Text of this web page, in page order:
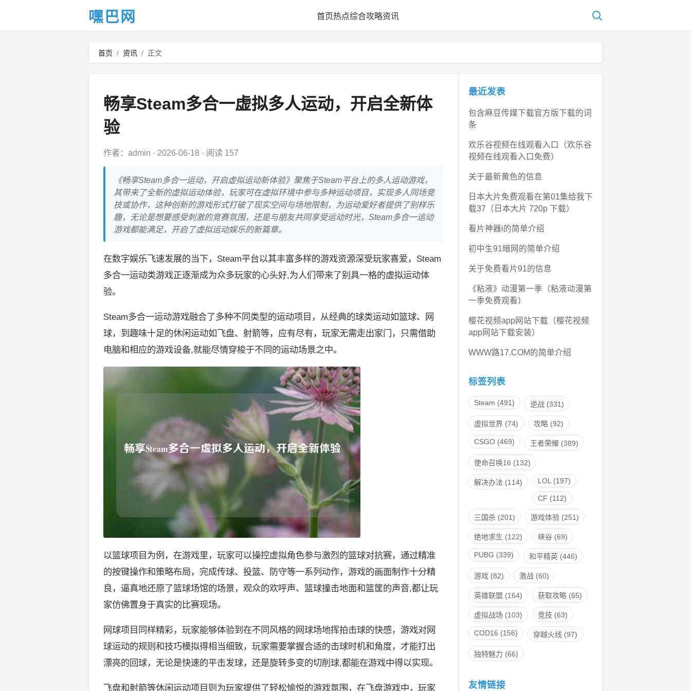
嘿巴网 首页热点综合攻略资讯
首页 / 资讯 / 正文
畅享Steam多合一虚拟多人运动，开启全新体
验
作者：admin · 2026-06-18 · 阅读 157
《畅享Steam多合一运动，开启虚拟运动新体验》聚焦于Steam平台上的多人运动游戏，
其带来了全新的虚拟运动体验，玩家可在虚拟环境中参与多种运动项目，实现多人同场竞
技或协作，这种创新的游戏形式打破了现实空间与场地限制，为运动爱好者提供了别样乐
趣，无论是想要感受刺激的竞赛氛围，还是与朋友共同享受运动时光，Steam多合一运动
游戏都能满足，开启了虚拟运动娱乐的新篇章。
在数字娱乐飞速发展的当下，Steam平台以其丰富多样的游戏资源深受玩家喜爱，Steam
多合一运动类游戏正逐渐成为众多玩家的心头好,为人们带来了别具一格的虚拟运动体
验。
Steam多合一运动游戏融合了多种不同类型的运动项目，从经典的球类运动如篮球、网
球，到趣味十足的休闲运动如飞盘、射箭等，应有尽有，玩家无需走出家门，只需借助
电脑和相应的游戏设备,就能尽情穿梭于不同的运动场景之中。
以篮球项目为例，在游戏里，玩家可以操控虚拟角色参与激烈的篮球对抗赛，通过精准
的按键操作和策略布局，完成传球、投篮、防守等一系列动作，游戏的画面制作十分精
良，逼真地还原了篮球场馆的场景，观众的欢呼声、篮球撞击地面和篮筐的声音,都让玩
家仿佛置身于真实的比赛现场。
网球项目同样精彩，玩家能够体验到在不同风格的网球场地挥拍击球的快感，游戏对网
球运动的规则和技巧模拟得相当细致，玩家需要掌握合适的击球时机和角度，才能打出
漂亮的回球，无论是快速的平击发球，还是旋转多变的切削球,都能在游戏中得以实现。
飞盘和射箭等休闲运动项目则为玩家提供了轻松愉悦的游戏氛围，在飞盘游戏中，玩家
最近发表
包含麻豆传媒下载官方版下载的词
条
欢乐谷视频在线观看入口（欢乐谷
视频在线观看入口免费）
关于最新黄色的信息
日本大片免费观看在第01集给我下
载37（日本大片 720p 下载）
看片神器i的简单介绍
初中生91暗网的简单介绍
关于免费看片91的信息
《粘液》动漫第一季（粘液动漫第
一季免费观看）
樱花视频app网站下载（樱花视频
app网站下载安装）
WWW路17.COM的简单介绍
标签列表
Steam (491) 逆战 (331)
虚拟世界 (74) 攻略 (92)
CSGO (469) 王者荣耀 (389)
使命召唤16 (132)
解决办法 (114) LOL (197)
CF (112)
三国杀 (201) 游戏体验 (251)
绝地求生 (122) 峡谷 (69)
PUBG (339) 和平精英 (446)
游戏 (82) 激战 (60)
英雄联盟 (164) 获取攻略 (65)
虚拟战场 (103) 竞技 (63)
COD16 (156) 穿越火线 (97)
独特魅力 (66)
友情链接